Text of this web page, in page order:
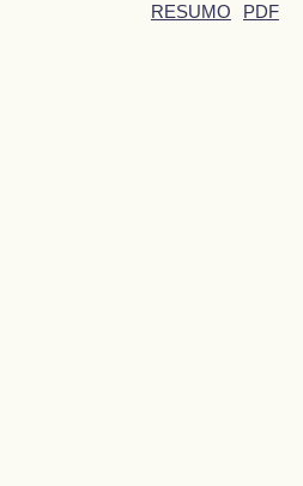
RESUMO PDF